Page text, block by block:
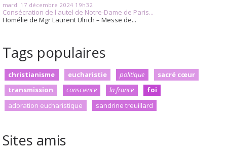
mardi 17 décembre 2024 19h32
Consécration de l'autel de Notre-Dame de Paris...
Homélie de Mgr Laurent Ulrich – Messe de...
Tags populaires
christianisme eucharistie politique
sacré cœur
transmission
conscience la france
foi
adoration eucharistique
sandrine treuillard
Sites amis